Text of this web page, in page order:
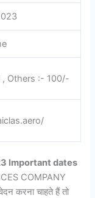
, Others :- 100/-
Important dates
COMPANY
करना चाहते हैं तो